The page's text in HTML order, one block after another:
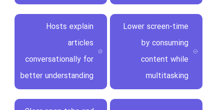
Lower screen-time
by consuming
content while
multitasking
Hosts explain
articles
conversationally for
better understanding